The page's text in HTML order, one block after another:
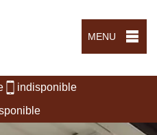
MENU
indisponible